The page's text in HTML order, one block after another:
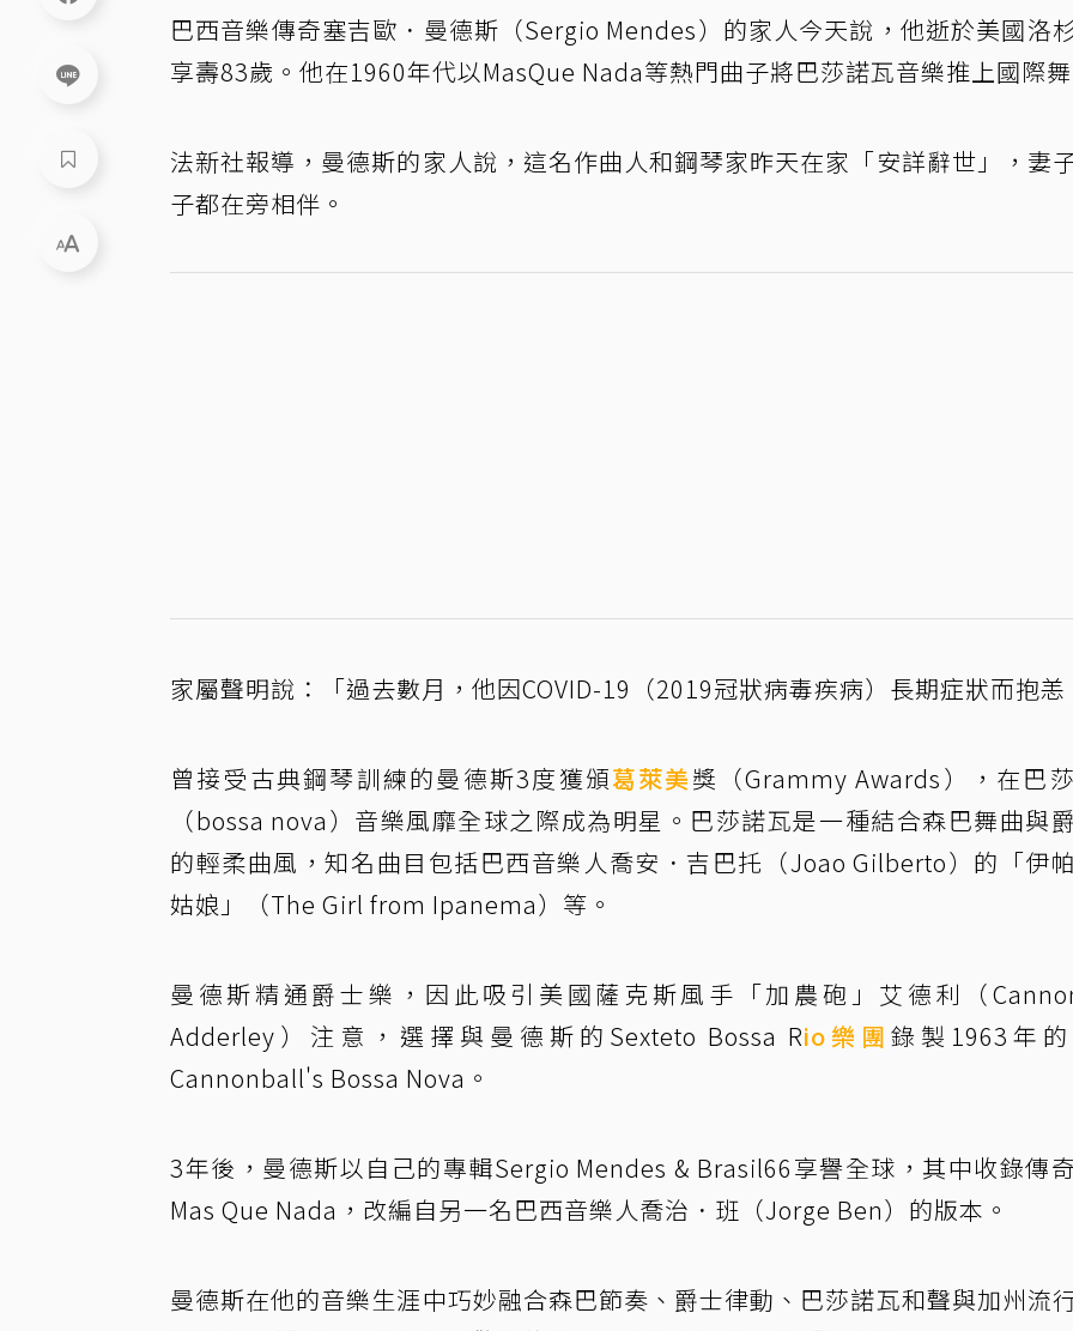
巴西音樂傳奇塞吉歐．曼德斯（Sergio Mendes）的家人今天說，他逝於美國洛
享壽83歲。他在1960年代以MasQue Nada等熱門曲子將巴莎諾瓦音樂推上國際舞
法新社報導，曼德斯的家人說，這名作曲人和鋼琴家昨天在家「安詳辭世」，妻
子都在旁相伴。
家屬聲明說：「過去數月，他因COVID-19（2019冠狀病毒疾病）長期症狀而抱恙
曾接受古典鋼琴訓練的曼德斯3度獲頒葛萊美獎（Grammy Awards），在巴
（bossa nova）音樂風靡全球之際成為明星。巴莎諾瓦是一種結合森巴舞曲與
的輕柔曲風，知名曲目包括巴西音樂人喬安．吉巴托（Joao Gilberto）的「伊
姑娘」（The Girl from Ipanema）等。
曼德斯精通爵士樂，因此吸引美國薩克斯風手「加農砲」艾德利（
Adderley）注意，選擇與曼德斯的Sexteto Bossa Rio樂團 錄製1963年
Cannonball's Bossa Nova。
3年後，曼德斯以自己的專輯Sergio Mendes & Brasil66享譽全球，其中收錄傳
Mas Que Nada，改編自另一名巴西音樂人喬治．班（Jorge Ben）的版本。
曼德斯在他的音樂生涯中巧妙融合森巴節奏、爵士律動、巴莎諾瓦和聲與加州流